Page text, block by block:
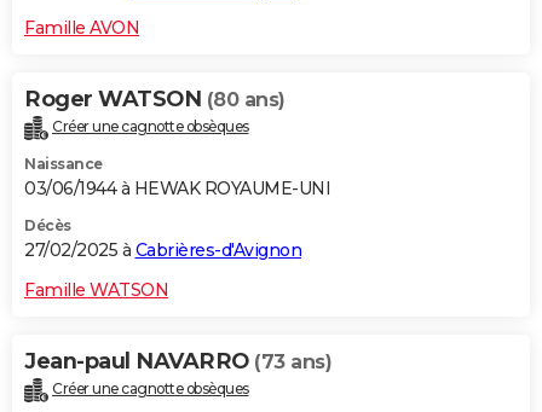
Famille AVON
Roger WATSON (80 ans)
Créer une cagnotte obsèques
Naissance
03/06/1944 à HEWAK ROYAUME-UNI
Décès
27/02/2025 à Cabrières-d'Avignon
Famille WATSON
Jean-paul NAVARRO (73 ans)
Créer une cagnotte obsèques